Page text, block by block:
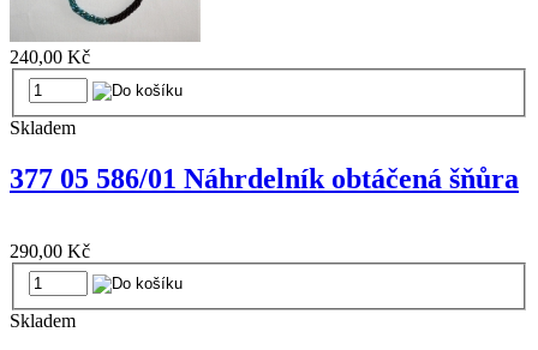
240,00 Kč
Skladem
377 05 586/01 Náhrdelník obtáčená šňůra
290,00 Kč
Skladem